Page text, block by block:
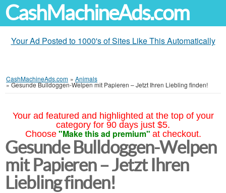
CashMachineAds.com
Your Ad Posted to 1000's of Sites Like This Automatically
CashMachineAds.com » Animals
»Gesunde Bulldoggen-Welpen mit Papieren – Jetzt Ihren Liebling finden!
Your ad featured and highlighted at the top of your
category for 90 days just $5.
Choose "Make this ad premium" at checkout.
Gesunde Bulldoggen-Welpen
mit Papieren – Jetzt Ihren
Liebling finden!